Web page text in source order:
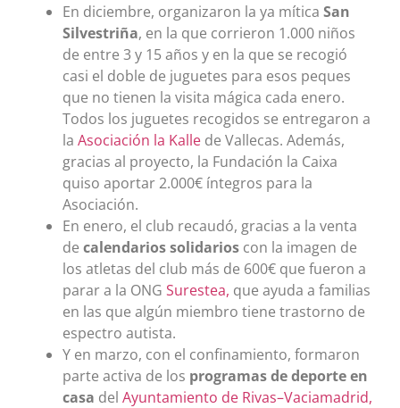
En diciembre, organizaron la ya mítica San
Silvestriña, en la que corrieron 1.000 niños
de entre 3 y 15 años y en la que se recogió
casi el doble de juguetes para esos peques
que no tienen la visita mágica cada enero.
Todos los juguetes recogidos se entregaron a
la Asociación la Kalle de Vallecas. Además,
gracias al proyecto, la Fundación la Caixa
quiso aportar 2.000€ íntegros para la
Asociación.
En enero, el club recaudó, gracias a la venta
de calendarios solidarios con la imagen de
los atletas del club más de 600€ que fueron a
parar a la ONG Surestea, que ayuda a familias
en las que algún miembro tiene trastorno de
espectro autista.
Y en marzo, con el confinamiento, formaron
parte activa de los programas de deporte en
casa del Ayuntamiento de Rivas–Vaciamadrid,